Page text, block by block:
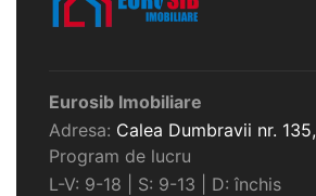
Eurosib Imobiliare
Adresa: Calea Dumbravii nr. 135,
Program de lucru
L-V: 9-18 | S: 9-13 | D: închis